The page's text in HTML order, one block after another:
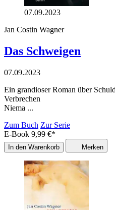
07.09.2023
Jan Costin Wagner
Das Schweigen
07.09.2023
Ein grandioser Roman über
Verbrechen
Niema ...
Zum Buch Zur Serie
E-Book 9,99 €*
In den Warenkorb Merken